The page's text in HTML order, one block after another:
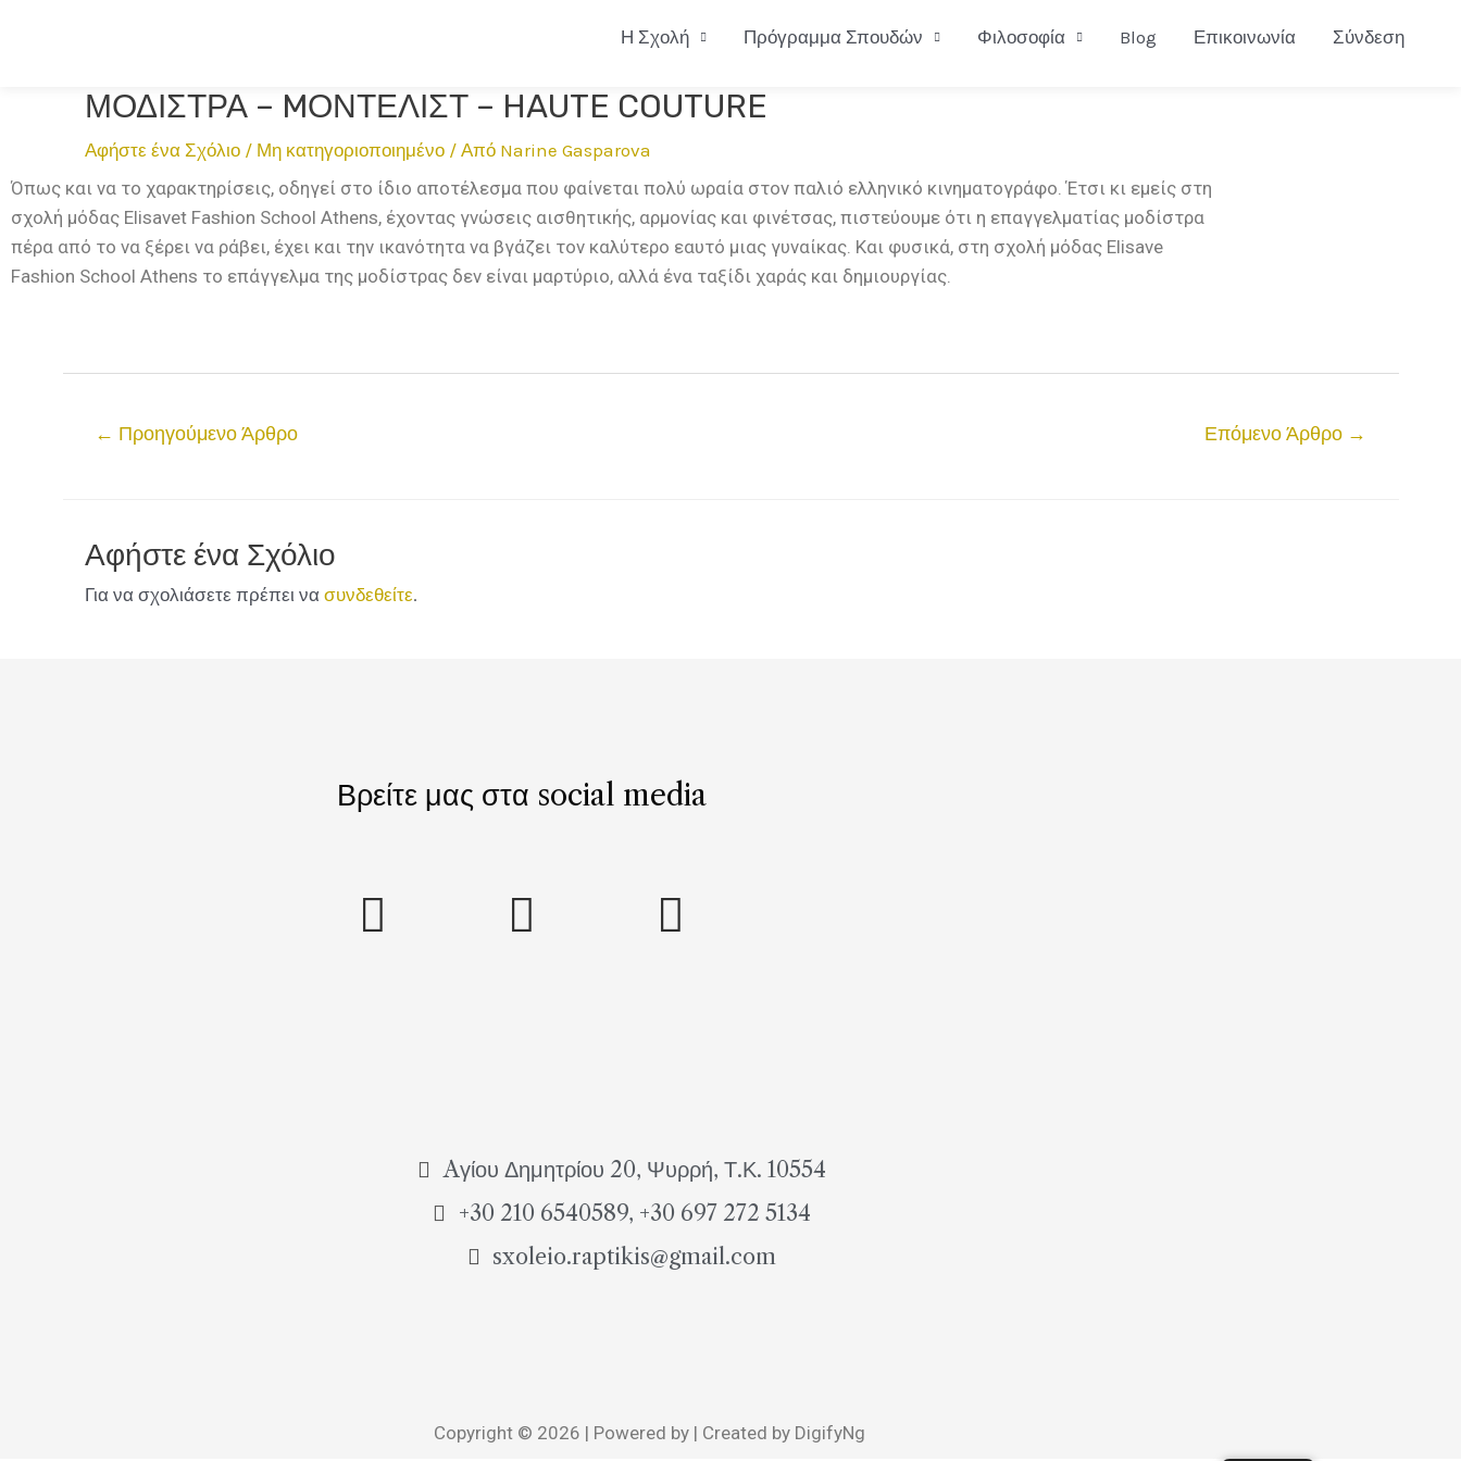
Η Σχολή Πρόγραμμα Σπουδών Φιλοσοφία Blog Επικοινωνία Σύνδεση
ΜΟΔΙΣΤΡΑ – MΟΝΤΕΛΙΣΤ – HAUTE COUTURE
Αφήστε ένα Σχόλιο / Μη κατηγοριοποιημένο/ Από Narine Gasparova
Όπως και να το χαρακτηρίσεις, οδηγεί στο ίδιο αποτέλεσμα που φαίνεται πολύ ωραία στον παλιό ελληνικό κινηματογράφο. Έτσι κι εμείς στη
σχολή μόδας Elisavet Fashion School Athens, έχοντας γνώσεις αισθητικής, αρμονίας και φινέτσας, πιστεύουμε ότι η επαγγελματίας μοδίστρα
πέρα από το να ξέρει να ράβει, έχει και την ικανότητα να βγάζει τον καλύτερο εαυτό μιας γυναίκας. Και φυσικά, στη σχολή μόδας Elisave
Fashion School Athens το επάγγελμα της μοδίστρας δεν είναι μαρτύριο, αλλά ένα ταξίδι χαράς και δημιουργίας.
← Προηγούμενο Άρθρο Επόμενο Άρθρο →
Αφήστε ένα Σχόλιο
Για να σχολιάσετε πρέπει να συνδεθείτε.
Βρείτε μας στα social media
Aγίου Δημητρίου 20, Ψυρρή, Τ.Κ. 10554
+30 210 6540589, +30 697 272 5134
sxoleio.raptikis@gmail.com
Copyright © 2026 | Powered by | Created by DigifyNg